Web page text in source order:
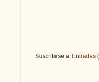
Suscribirse a: Entradas